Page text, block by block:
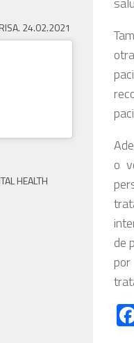
o
de
24.02.2021
HEALTH